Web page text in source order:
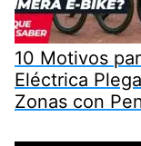
10 Motivos
Eléctrica
Zonas con